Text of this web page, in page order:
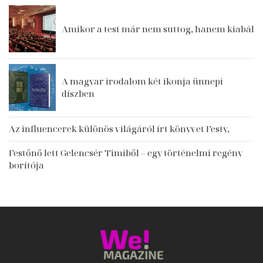
Amikor a test már nem suttog, hanem kiabál
A magyar irodalom két ikonja ünnepi
díszben
Az influencerek különös világáról írt könyvet Festy,
Festőnő lett Gelencsér Timiből – egy történelmi regény
borítója